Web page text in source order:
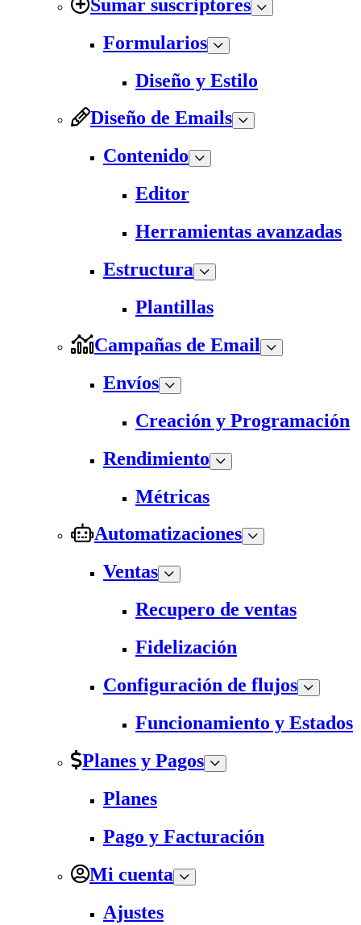
Sumar suscriptores
Formularios
Diseño y Estilo
Diseño de Emails
Contenido
Editor
Herramientas avanzadas
Estructura
Plantillas
Campañas de Email
Envíos
Creación y Programación
Rendimiento
Métricas
Automatizaciones
Ventas
Recupero de ventas
Fidelización
Configuración de flujos
Funcionamiento y Estados
Planes y Pagos
Planes
Pago y Facturación
Mi cuenta
Ajustes